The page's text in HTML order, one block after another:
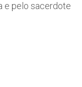
e pelo sacerdote